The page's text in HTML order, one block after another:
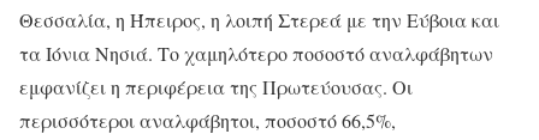
Θεσσαλία, η Ήπειρος, η λοιπή Στερεά με την Εύβοια και
τα Ιόνια Νησιά. Το χαμηλότερο ποσοστό αναλφάβητων
εμφανίζει η περιφέρεια της Πρωτεύουσας. Οι
περισσότεροι αναλφάβητοι, ποσοστό 66,5%,